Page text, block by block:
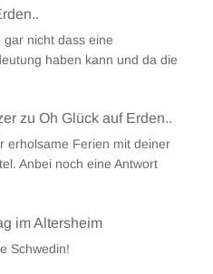
gar nicht dass eine
haben kann und da die
zu Oh Glück auf Erden..
erholsame Ferien mit deiner
Anbei noch eine Antwort
im Altersheim
Schwedin!